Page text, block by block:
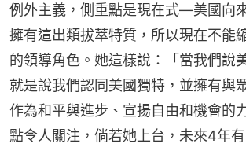
例外主義，側重點是現在式—美國向
擁有這出類拔萃特質，所以現在不能
的領導角色。她這樣說：「當我們說
就是說我們認同美國獨特，並擁有與
作為和平與進步、宣揚自由和機會的
點令人關注，倘若她上台，未來4年